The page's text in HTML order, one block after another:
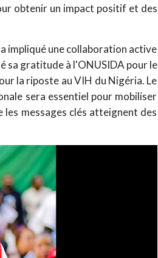
obtenir un impact positif et des
impliqué une collaboration active
sa gratitude à l'ONUSIDA pour le
la riposte au VIH du Nigéria. Le
sera essentiel pour mobiliser
messages clés atteignent des